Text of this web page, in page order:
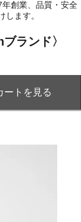
創業、品質・安全
ます。
ランド〉
ートを見る